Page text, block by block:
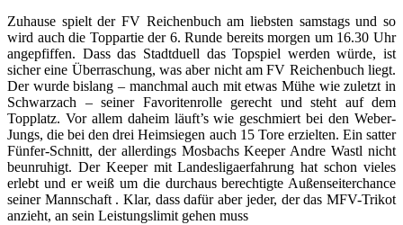
Zuhause spielt der FV Reichenbuch am liebsten samstags und so
wird auch die Toppartie der 6. Runde bereits morgen um 16.30 Uhr
angepfiffen. Dass das Stadtduell das Topspiel werden würde, ist
sicher eine Überraschung, was aber nicht am FV Reichenbuch liegt.
Der wurde bislang – manchmal auch mit etwas Mühe wie zuletzt in
Schwarzach – seiner Favoritenrolle gerecht und steht auf dem
Topplatz. Vor allem daheim läuft’s wie geschmiert bei den Weber-
Jungs, die bei den drei Heimsiegen auch 15 Tore erzielten. Ein satter
Fünfer-Schnitt, der allerdings Mosbachs Keeper Andre Wastl nicht
beunruhigt. Der Keeper mit Landesligaerfahrung hat schon vieles
erlebt und er weiß um die durchaus berechtigte Außenseiterchance
seiner Mannschaft . Klar, dass dafür aber jeder, der das MFV-Trikot
anzieht, an sein Leistungslimit gehen muss